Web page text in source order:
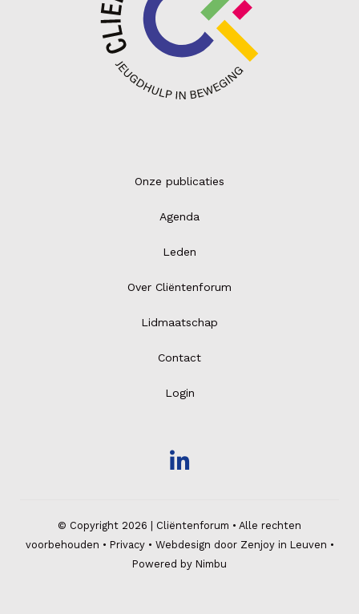
Onze publicaties
Agenda
Leden
Over Cliëntenforum
Lidmaatschap
Contact
Login
© Copyright 2026 | Cliëntenforum • Alle rechten
voorbehouden • Privacy • Webdesign door Zenjoy in Leuven •
Powered by Nimbu